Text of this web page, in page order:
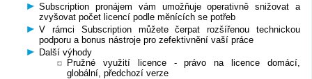
Subscription pronájem vám umožňuje operativně snižovat a
zvyšovat počet licencí podle měnících se potřeb
V rámci Subscription můžete čerpat rozšířenou technickou
podporu a bonus nástroje pro zefektivnění vaší práce
Další výhody
Pružné využití licence - právo na licence domácí,
globální, předchozí verze